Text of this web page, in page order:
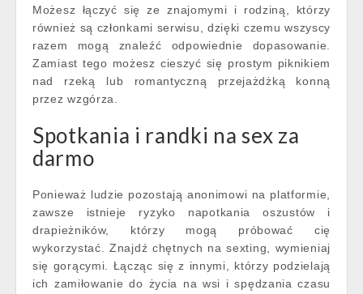
Możesz łączyć się ze znajomymi i rodziną, którzy
również są członkami serwisu, dzięki czemu wszyscy
razem mogą znaleźć odpowiednie dopasowanie.
Zamiast tego możesz cieszyć się prostym piknikiem
nad rzeką lub romantyczną przejażdżką konną
przez wzgórza.
Spotkania i randki na sex za
darmo
Ponieważ ludzie pozostają anonimowi na platformie,
zawsze istnieje ryzyko napotkania oszustów i
drapieżników, którzy mogą próbować cię
wykorzystać. Znajdź chętnych na sexting, wymieniaj
się gorącymi. Łącząc się z innymi, którzy podzielają
ich zamiłowanie do życia na wsi i spędzania czasu